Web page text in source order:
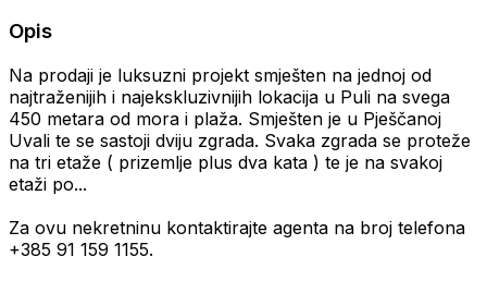
Opis
Na prodaji je luksuzni projekt smješten na jednoj od
najtraženijih i najekskluzivnijih lokacija u Puli na svega
450 metara od mora i plaža. Smješten je u Pješčanoj
Uvali te se sastoji dviju zgrada. Svaka zgrada se proteže
na tri etaže ( prizemlje plus dva kata ) te je na svakoj
etaži po...
Za ovu nekretninu kontaktirajte agenta na broj telefona
+385 91 159 1155.